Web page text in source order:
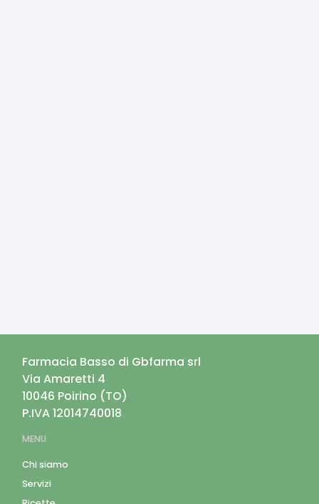
Farmacia Basso di Gbfarma srl
Via Amaretti 4
10046 Poirino (TO)
P.IVA12014740018
MENU
Chi siamo
Servizi